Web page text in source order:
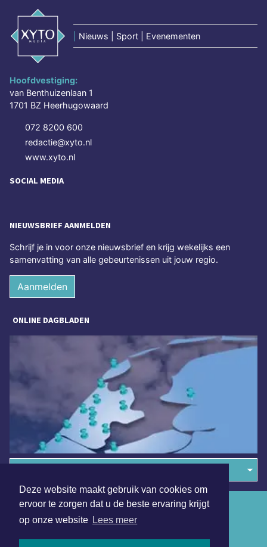
Deze website maakt gebruik van cookies om
ervoor te zorgen dat u de beste ervaring krijgt
op onze website Lees meer
Nieuws | Sport | Evenementen
Hoofdvestiging:
van Benthuizenlaan 1
1701 BZ Heerhugowaard
072 8200 600
redactie@xyto.nl
www.xyto.nl
SOCIAL MEDIA
NIEUWSBRIEF AANMELDEN
Schrijf je in voor onze nieuwsbrief en krijg wekelijks een
samenvatting van alle gebeurtenissen uit jouw regio.
Aanmelden
ONLINE DAGBLADEN
Algemene voorwaarden
Disclaimer